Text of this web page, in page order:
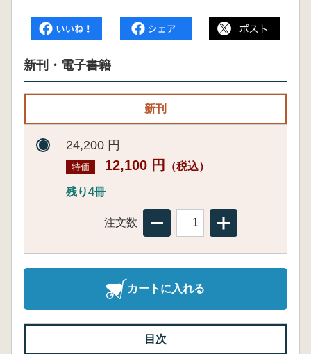
新刊・電子書籍
新刊
24,200 円
特価 12,100 円 （税込）
残り4冊
注文数
カートに入れる
目次